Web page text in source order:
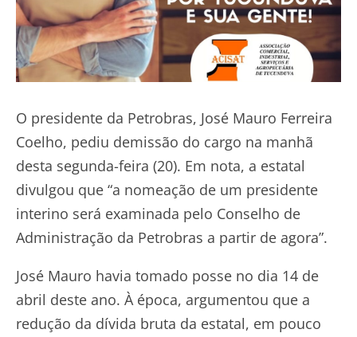
O presidente da Petrobras, José Mauro Ferreira
Coelho, pediu demissão do cargo na manhã
desta segunda-feira (20). Em nota, a estatal
divulgou que “a nomeação de um presidente
interino será examinada pelo Conselho de
Administração da Petrobras a partir de agora”.
José Mauro havia tomado posse no dia 14 de
abril deste ano. À época, argumentou que a
redução da dívida bruta da estatal, em pouco